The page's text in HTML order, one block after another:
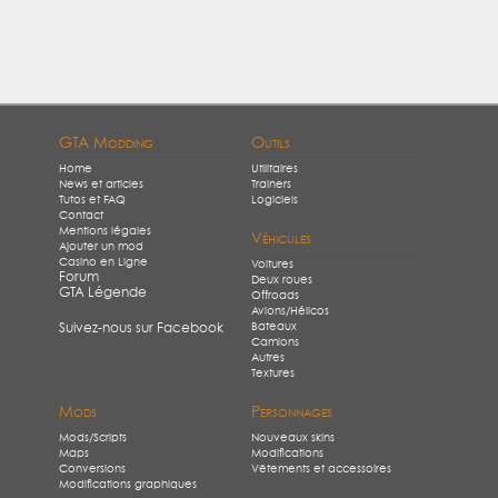
GTA Modding
Home
News et articles
Tutos et FAQ
Contact
Mentions légales
Ajouter un mod
Casino en Ligne
Forum
GTA Légende
Suivez-nous sur Facebook
Outils
Utilitaires
Trainers
Logiciels
Véhicules
Voitures
Deux roues
Offroads
Avions/Hélicos
Bateaux
Camions
Autres
Textures
Mods
Mods/Scripts
Maps
Conversions
Modifications graphiques
Personnages
Nouveaux skins
Modifications
Vêtements et accessoires